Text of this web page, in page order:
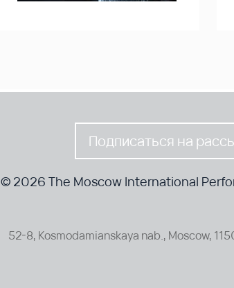
Подписаться на
© 2026 The Moscow International
52-8, Kosmodamianskaya nab., Moscow,